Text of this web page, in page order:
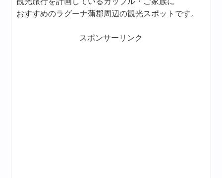
おすすめのラグーナ蒲郡周辺の観光スポットです。
スポンサーリンク